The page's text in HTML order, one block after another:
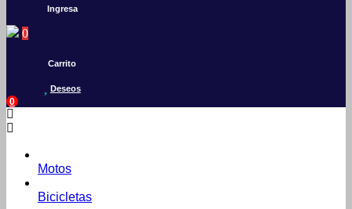
Ingresa
0
Carrito
Deseos
0
Motos
Bicicletas